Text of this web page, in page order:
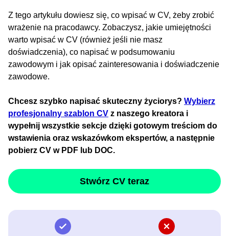
Z tego artykułu dowiesz się, co wpisać w CV, żeby zrobić
wrażenie na pracodawcy. Zobaczysz, jakie umiejętności
warto wpisać w CV (również jeśli nie masz
doświadczenia), co napisać w podsumowaniu
zawodowym i jak opisać zainteresowania i doświadczenie
zawodowe.
Chcesz szybko napisać skuteczny życiorys? Wybierz
profesjonalny szablon CV z naszego kreatora i
wypełnij wszystkie sekcje dzięki gotowym treściom do
wstawienia oraz wskazówkom ekspertów, a następnie
pobierz CV w PDF lub DOC.
Stwórz CV teraz